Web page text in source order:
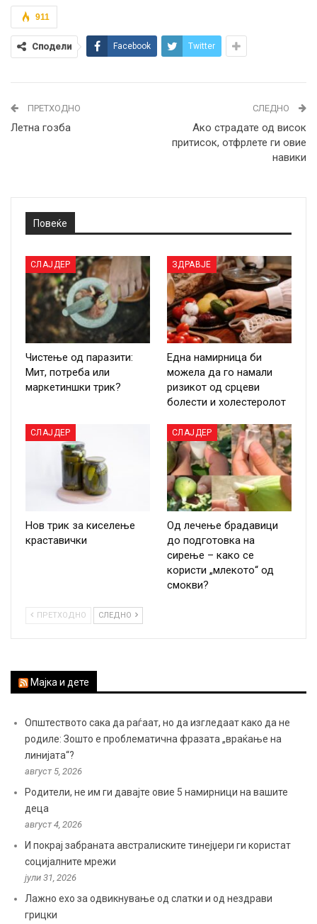
911
Сподели Facebook Twitter
ПРЕТХОДНО
Летна гозба
СЛЕДНО
Ако страдате од висок
притисок, отфрлете ги овие
навики
Повеќе
СЛАЈДЕР
Чистење од паразити:
Мит, потреба или
маркетиншки трик?
ЗДРАВЈЕ
Една намирница би
можела да го намали
ризикот од срцеви
болести и холестеролот
СЛАЈДЕР
Нов трик за киселење
краставички
СЛАЈДЕР
Од лечење брадавици
до подготовка на
сирење – како се
користи „млекото“ од
смокви?
ПРЕТХОДНО СЛЕДНО
Мајка и дете
Општеството сака да раѓаат, но да изгледаат како да не
родиле: Зошто е проблематична фразата „враќање на
линијата“?
август 5, 2026
Родители, не им ги давајте овие 5 намирници на вашите
деца
август 4, 2026
И покрај забраната австралиските тинејџери ги користат
социјалните мрежи
јули 31, 2026
Лажно ехо за одвикнување од слатки и од нездрави
грицки